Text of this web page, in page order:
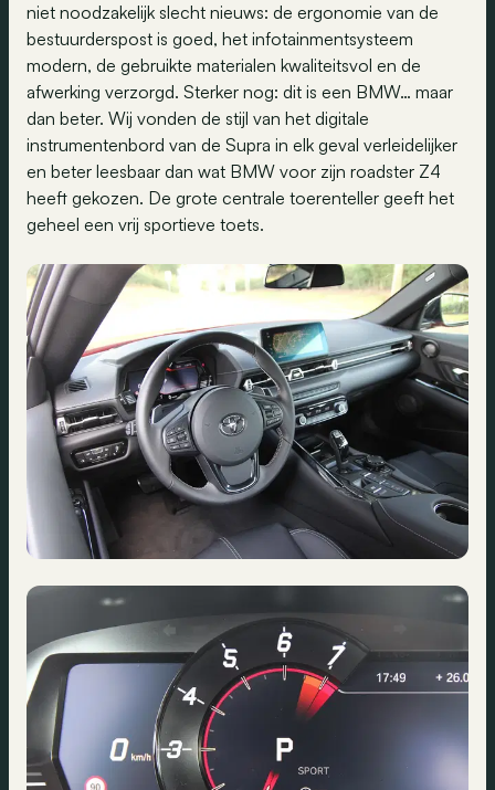
niet noodzakelijk slecht nieuws: de ergonomie van de
bestuurderspost is goed, het infotainmentsysteem
modern, de gebruikte materialen kwaliteitsvol en de
afwerking verzorgd. Sterker nog: dit is een BMW… maar
dan beter. Wij vonden de stijl van het digitale
instrumentenbord van de Supra in elk geval verleidelijker
en beter leesbaar dan wat BMW voor zijn roadster Z4
heeft gekozen. De grote centrale toerenteller geeft het
geheel een vrij sportieve toets.